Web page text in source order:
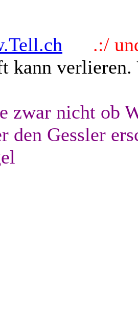
.:/
kann
zwar nicht ob
den Gessler